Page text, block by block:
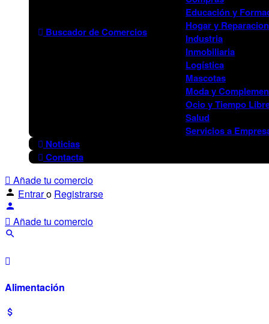
Buscador de Comercios
Educación y
Hogar y
Industria
Inmobiliaria
Logística
Mascotas
Moda y
Ocio y Tiempo
Salud
Servicios a
Noticias
Contacta
Añade tu comercio
Entraro Registrarse
Añade tu comercio
Alimentación